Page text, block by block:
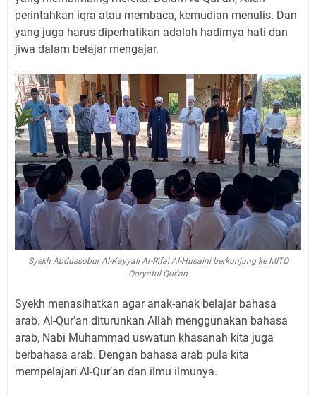
perintahkan iqra atau membaca, kemudian menulis. Dan
yang juga harus diperhatikan adalah hadirnya hati dan
jiwa dalam belajar mengajar.
Syekh Abdussobur Al-Kayyali Ar-Rifai Al-Husaini berkunjung ke MITQ
Qoryatul Qur'an
Syekh menasihatkan agar anak-anak belajar bahasa
arab. Al-Qur’an diturunkan Allah menggunakan bahasa
arab, Nabi Muhammad uswatun khasanah kita juga
berbahasa arab. Dengan bahasa arab pula kita
mempelajari Al-Qur’an dan ilmu ilmunya.